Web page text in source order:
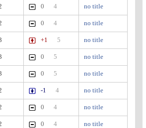
0 4 no title
0 4 no title
+1 5 no title
0 5 no title
0 5 no title
-1 4 no title
0 4 no title
0 4 no title